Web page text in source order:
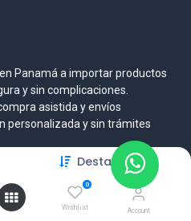
Destacado
0
Wishlist Account
Panamá a importar productos
y sin complicaciones.
asistida y envíos
personalizada y sin trámites